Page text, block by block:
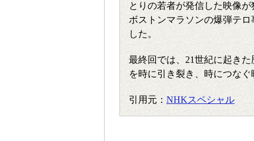
とりの若者が発信した映像
ボストンマラソンの爆弾テ
した。
最終回では、21世紀に起き
を時に引き裂き、時につなぐ
引用元： NHKスペシャル